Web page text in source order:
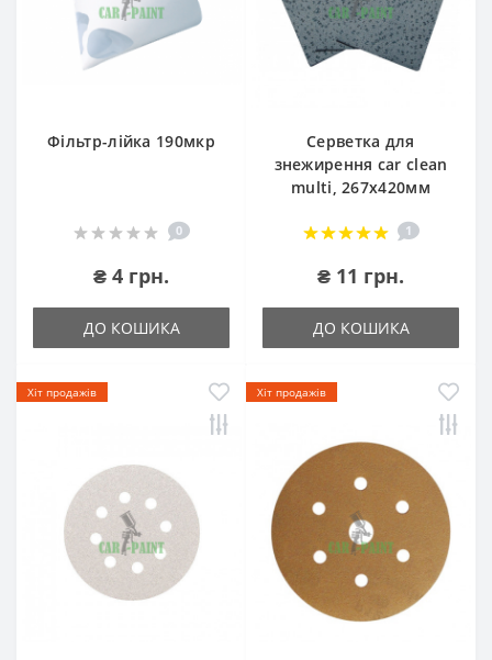
Фільтр-лійка 190мкр
0
₴ 4 грн.
ДО КОШИКА
Серветка для
знежирення car clean
multi, 267х420мм
1
₴ 11 грн.
ДО КОШИКА
Хіт продажів Хіт продажів